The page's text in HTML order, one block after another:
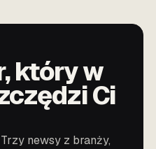
który w
Ci
newsy z branży,